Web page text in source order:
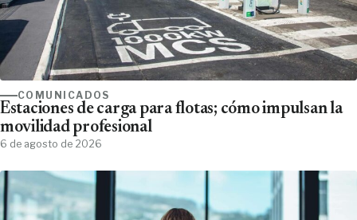
COMUNICADOS
Estaciones de carga para flotas; cómo impulsan la
movilidad profesional
6 de agosto de 2026